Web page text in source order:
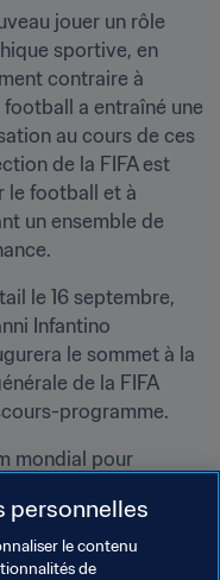
jouer un rôle
sportive, en
contraire à
a entraîné une
au cours de ces
de la FIFA est
le football et à
un ensemble de
le 16 septembre,
Infantino
le sommet à la
de la FIFA
programme.
mondial pour
et d'établir
pour le business
personnelles
le contenu
de